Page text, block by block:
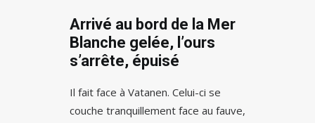
Arrivé au bord de la Mer
Blanche gelée, l’ours
s’arrête, épuisé
Il fait face à Vatanen. Celui-ci se
couche tranquillement face au fauve,